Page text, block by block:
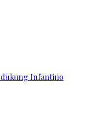
dukung Infantino